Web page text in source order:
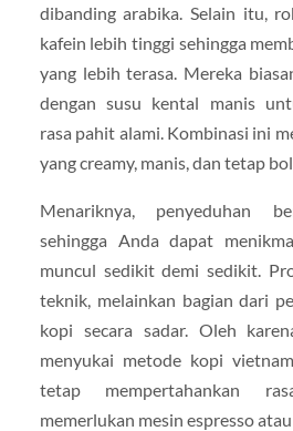
dibanding arabika. Selain itu,
kafein lebih tinggi sehingga
yang lebih terasa. Mereka
dengan susu kental manis
rasa pahit alami. Kombinasi ini
yang creamy, manis, dan tetap
Menariknya, penyeduhan
sehingga Anda dapat
muncul sedikit demi sedikit.
teknik, melainkan bagian dari
kopi secara sadar. Oleh
menyukai metode kopi
tetap mempertahankan
memerlukan mesin espresso